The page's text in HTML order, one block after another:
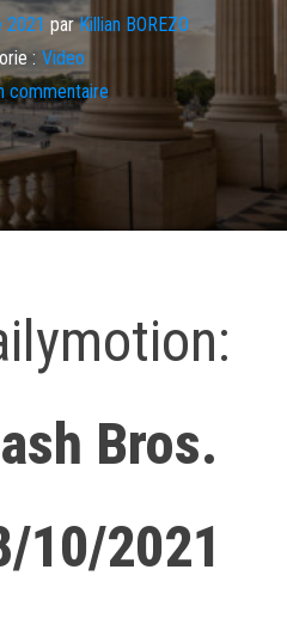
2021 parKillian BOREZO
: Video
commentaire
Bros.
10/2021